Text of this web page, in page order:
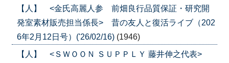
【人】 <金氏高麗人参 前畑良行品質保証・研究開
発室素材販売担当係長> 昔の友人と復活ライブ（202
6年2月12日号）('26/02/16) (1946)
【人】 <ＳＷＯＯＮ ＳＵＰＰＬＹ 藤井伸之代表>